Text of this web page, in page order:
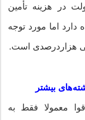
برای دولت در هزینه تأمین
اما مورد توجه
بیشتر
معمولا فقط به